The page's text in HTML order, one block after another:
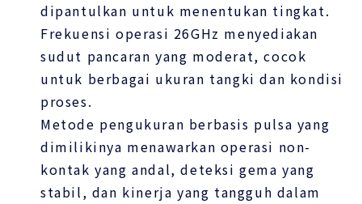
dipantulkan untuk menentukan tingkat.
Frekuensi operasi 26GHz menyediakan
sudut pancaran yang moderat, cocok
untuk berbagai ukuran tangki dan kondisi
proses.
Metode pengukuran berbasis pulsa yang
dimilikinya menawarkan operasi non-
kontak yang andal, deteksi gema yang
stabil, dan kinerja yang tangguh dalam